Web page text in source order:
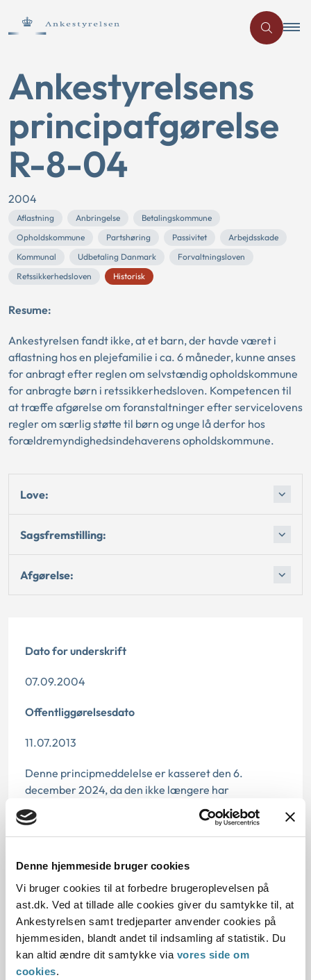
Denne hjemmeside bruger cookies
Vi bruger cookies til at forbedre brugeroplevelsen på
ast.dk. Ved at tillade alle cookies giver du samtykke til, at
Ankestyrelsen samt tredjeparter anvender cookies på
hjemmesiden, blandt andet til indsamling af statistik. Du
kan altid ændre dit samtykke via vores side om
cookies.
Ankestyrelsens
principafgørelse
R-8-04
2004
Aflastning Anbringelse
Betalingskommune
Opholdskommune
Partshøring Passivitet
Arbejdsskade
Kommunal
Udbetaling Danmark
Forvaltningsloven
Retssikkerhedsloven
Historisk
Resume:
Ankestyrelsen fandt ikke, at et barn, der havde været i
aflastning hos en plejefamilie i ca. 6 måneder, kunne anses
for anbragt efter reglen om selvstændig opholdskommune
for anbragte børn i retssikkerhedsloven. Kompetencen til
at træffe afgørelse om foranstaltninger efter servicelovens
regler om særlig støtte til børn og unge lå derfor hos
forældremyndighedsindehaverens opholdskommune.
Love:
Sagsfremstilling:
Afgørelse:
Dato for underskrift
07.09.2004
Offentliggørelsesdato
11.07.2013
Denne principmeddelelse er kasseret den 6.
december 2024, da den ikke længere har
vejledningsværdi. Det skyldes, at der er nyere
praksis på området.
§ 9a § 61 § 53 § 40 § 19
Journalnummer
3800101-03